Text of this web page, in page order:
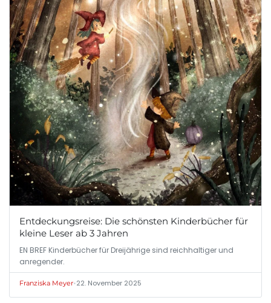
Entdeckungsreise: Die schönsten Kinderbücher für
kleine Leser ab 3 Jahren
EN BREF Kinderbücher für Dreijährige sind reichhaltiger und
anregender.
Franziska Meyer•22. November 2025